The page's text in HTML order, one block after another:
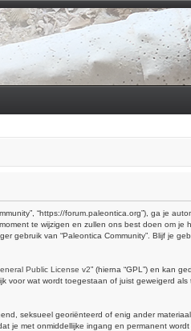
“https://forum.paleontica.org”), ga je
te wijzigen en zullen ons best doen om
van “Paleontica Community”. Blijf je
Public License v2” (hierna “GPL”) en kan
voor wat wordt toegestaan of juist geweigerd
seksueel georiënteerd of enig ander
met onmiddellijke ingang en permanent